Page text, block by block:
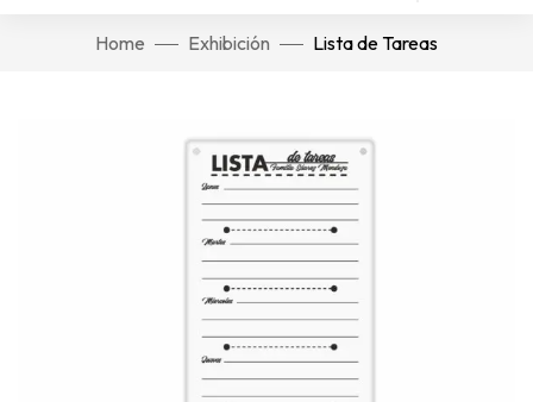
Home Exhibición Lista de Tareas